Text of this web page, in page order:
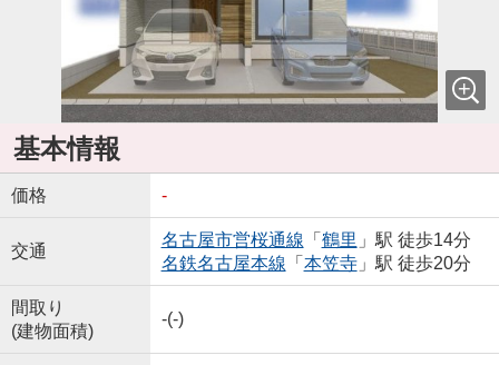
基本情報
価格 -
交通
名古屋市営桜通線 「 鶴里 」駅 徒歩14分
名鉄名古屋本線 「 本笠寺」駅 徒歩20分
間取り
(建物面積)
-(-)